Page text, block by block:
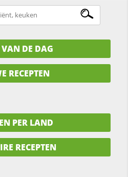
VAN DE DAG
RECEPTEN
PER LAND
RECEPTEN